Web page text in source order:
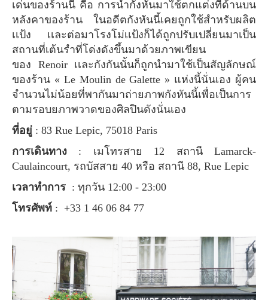
เด่นของร้านนี้ คือ การนำกังหันมาใช้ตกแต่งที่ด้านบน
หลังคาของร้าน ในอดีตกังหันนี้เคยถูกใช้สำหรับผลิต
เเป้ง เเละต่อมาโรงโม่เเป้งก็ได้ถูกปรับเปลี่ยนมาเป็น
สถานที่เต้นรำที่โด่งดังขึ้นมาด้วยภาพเขียน
ของ Renoir เเละกังกันนั้นก็ถูกนำมาใช้เป็นสัญลักษณ์
ของร้าน « Le Moulin de Galette » แห่งนี้นั่นเอง ผู้คน
จำนวนไม่น้อยที่พากันมาถ่ายภาพกังหันนี้เพื่อเป็นการ
ตามรอบยภาพวาดของศิลปินดังนั่นเอง
ที่อยู่ : 83 Rue Lepic, 75018 Paris
การเดินทาง : เมโทรสาย 12 สถานี Lamarck-
Caulaincourt, รถบัสสาย 40 หรือ สถานี 88, Rue Lepic
เวลาทำการ : ทุกวัน 12:00 - 23:00
โทรศัพท์ : +33 1 46 06 84 77